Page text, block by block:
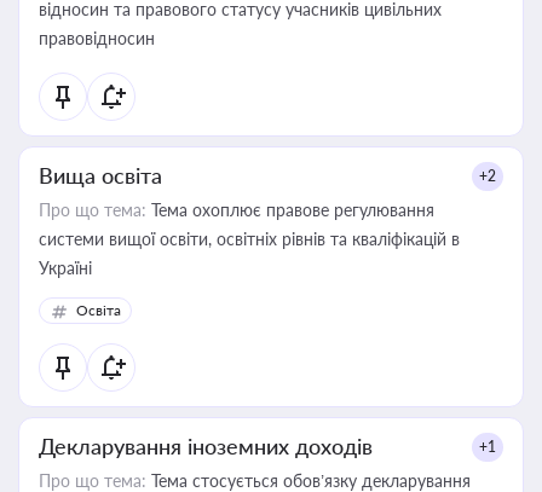
відносин та правового статусу учасників цивільних
правовідносин
Вища освіта +2
Про що тема: Тема охоплює правове регулювання
системи вищої освіти, освітніх рівнів та кваліфікацій в
Україні
Освіта
Декларування іноземних доходів +1
Про що тема: Тема стосується обов’язку декларування